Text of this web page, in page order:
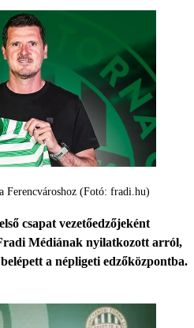
Ferencvároshoz (Fotó: fradi.hu)
csapat vezetőedzőjeként
Médiának nyilatkozott arról,
a népligeti edzőközpontba.